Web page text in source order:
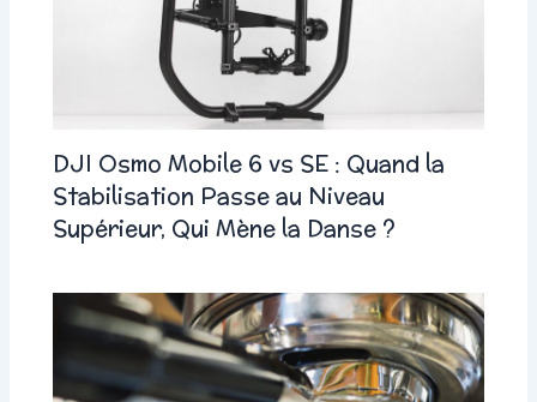
DJI Osmo Mobile 6 vs SE : Quand la
Stabilisation Passe au Niveau
Supérieur, Qui Mène la Danse ?